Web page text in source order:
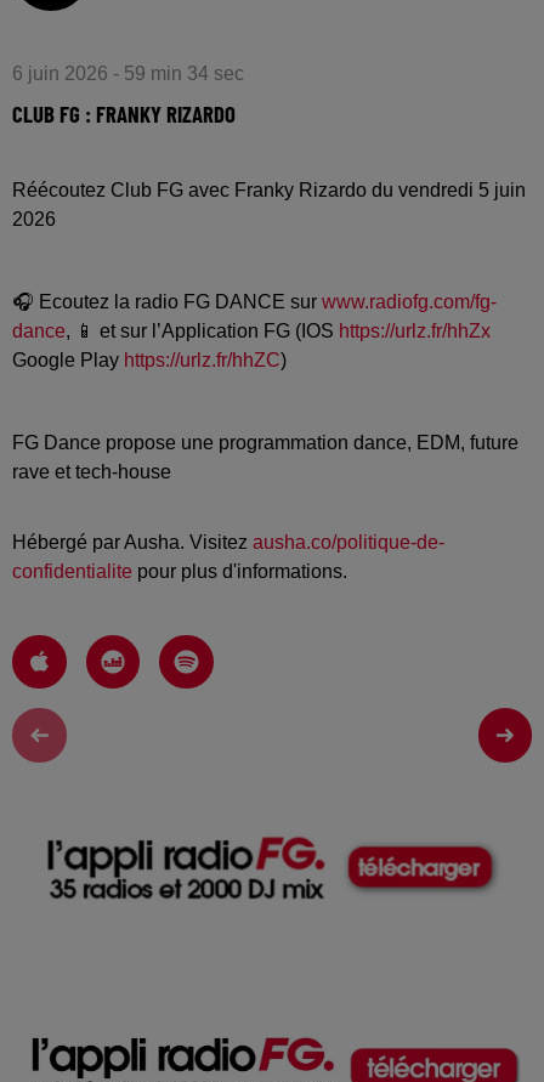
6 juin 2026 - 59 min 34 sec
CLUB FG : FRANKY RIZARDO
Réécoutez Club FG avec Franky Rizardo du vendredi 5 juin
2026
🎧 Ecoutez la radio FG DANCE sur www.radiofg.com/fg-
dance, 📱 et sur l’Application FG (IOS https://urlz.fr/hhZx
Google Play https://urlz.fr/hhZC)
FG Dance propose une programmation dance, EDM, future
rave et tech-house
Hébergé par Ausha. Visitez ausha.co/politique-de-
confidentialite pour plus d'informations.